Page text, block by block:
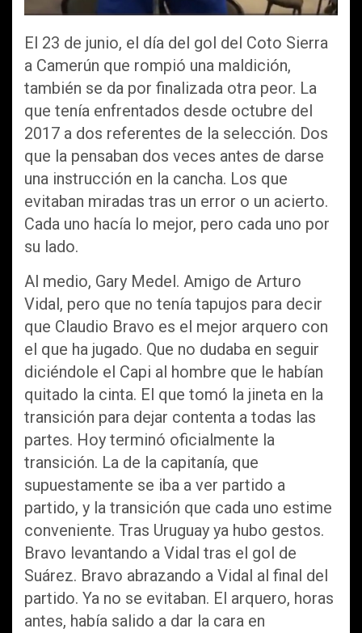
El 23 de junio, el día del gol del Coto Sierra
a Camerún que rompió una maldición,
también se da por finalizada otra peor. La
que tenía enfrentados desde octubre del
2017 a dos referentes de la selección. Dos
que la pensaban dos veces antes de darse
una instrucción en la cancha. Los que
evitaban miradas tras un error o un acierto.
Cada uno hacía lo mejor, pero cada uno por
su lado.
Al medio, Gary Medel. Amigo de Arturo
Vidal, pero que no tenía tapujos para decir
que Claudio Bravo es el mejor arquero con
el que ha jugado. Que no dudaba en seguir
diciéndole el Capi al hombre que le habían
quitado la cinta. El que tomó la jineta en la
transición para dejar contenta a todas las
partes. Hoy terminó oficialmente la
transición. La de la capitanía, que
supuestamente se iba a ver partido a
partido, y la transición que cada uno estime
conveniente. Tras Uruguay ya hubo gestos.
Bravo levantando a Vidal tras el gol de
Suárez. Bravo abrazando a Vidal al final del
partido. Ya no se evitaban. El arquero, horas
antes, había salido a dar la cara en